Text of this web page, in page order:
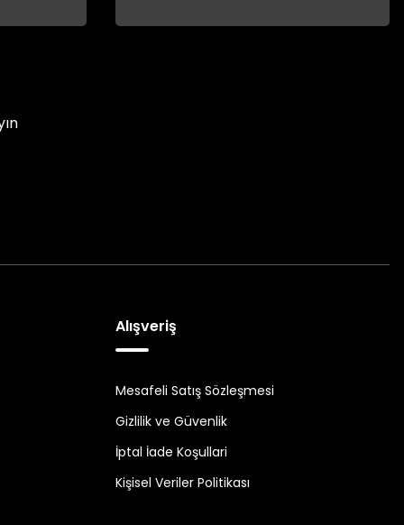
Alışveriş
Mesafeli Satış Sözleşmesi
Gizlilik ve Güvenlik
İptal İade Koşullari
Kişisel Veriler Politikası